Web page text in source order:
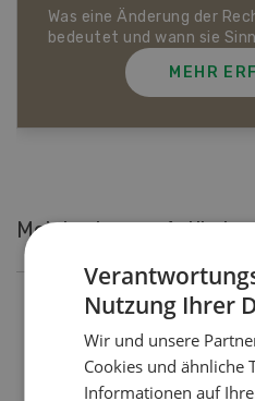
Dossier Bio-Artikel
MEHR
Meistgelesene Artikel
Nutztiere
Schweizer
von A-Z
Nutzung Ihrer
Wir und unsere
Cookies und ähnliche
Informationen auf